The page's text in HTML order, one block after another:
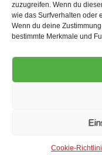
zuzugreifen. Wenn du
wie das Surfverhalten oder
Wenn du deine
bestimmte Merkmale und
Cookie-
RWG